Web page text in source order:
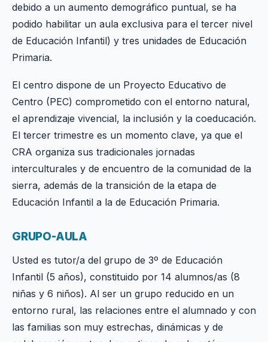
debido a un aumento demográfico puntual, se ha
podido habilitar un aula exclusiva para el tercer nivel
de Educación Infantil) y tres unidades de Educación
Primaria.
El centro dispone de un Proyecto Educativo de
Centro (PEC) comprometido con el entorno natural,
el aprendizaje vivencial, la inclusión y la coeducación.
El tercer trimestre es un momento clave, ya que el
CRA organiza sus tradicionales jornadas
interculturales y de encuentro de la comunidad de la
sierra, además de la transición de la etapa de
Educación Infantil a la de Educación Primaria.
GRUPO-AULA
Usted es tutor/a del grupo de 3º de Educación
Infantil (5 años), constituido por 14 alumnos/as (8
niñas y 6 niños). Al ser un grupo reducido en un
entorno rural, las relaciones entre el alumnado y con
las familias son muy estrechas, dinámicas y de